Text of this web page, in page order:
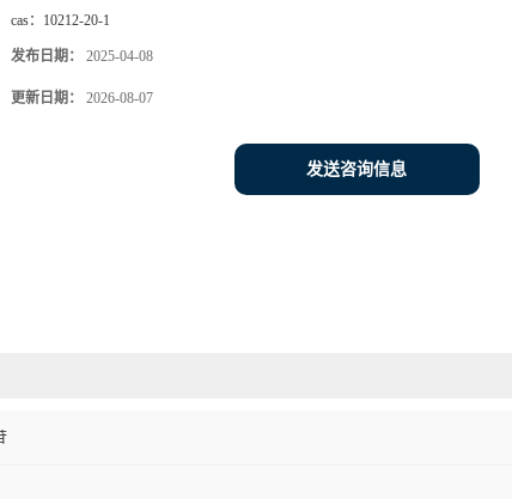
cas： 10212-20-1
发布日期： 2025-04-08
更新日期： 2026-08-07
发送咨询信息